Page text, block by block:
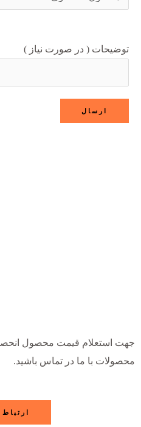
توضیحات ( در صورت نیاز )
جهت استعلام قیمت محصول
محصولات با ما در تماس باشید.
ارتباط